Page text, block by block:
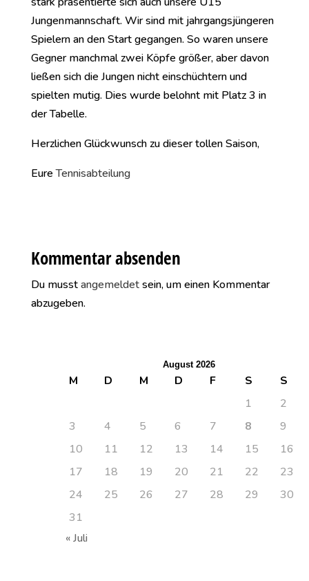
Jungenmannschaft. Wir sind mit jahrgangsjüngeren
Spielern an den Start gegangen. So waren unsere
Gegner manchmal zwei Köpfe größer, aber davon
ließen sich die Jungen nicht einschüchtern und
spielten mutig. Dies wurde belohnt mit Platz 3 in
der Tabelle.
Herzlichen Glückwunsch zu dieser tollen Saison,
EureTennisabteilung
Kommentar absenden
Du musstangemeldetsein, um einen Kommentar
abzugeben.
August 2026
M D M D F S
S
1
2
3
4 5 6 7 8
9
10
11 12 13 14 15
16
17
18 19 20 21 22
23
24
25 26 27 28 29
30
31
« Juli